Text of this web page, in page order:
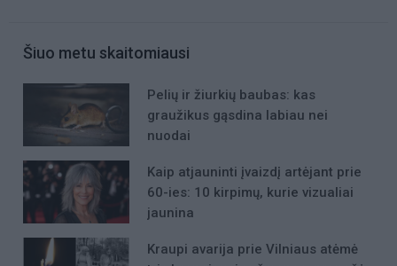
Šiuo metu skaitomiausi
Pelių ir žiurkių baubas: kas
graužikus gąsdina labiau nei
nuodai
Kaip atjauninti įvaizdį artėjant prie
60-ies: 10 kirpimų, kurie vizualiai
jaunina
Kraupi avarija prie Vilniaus atėmė